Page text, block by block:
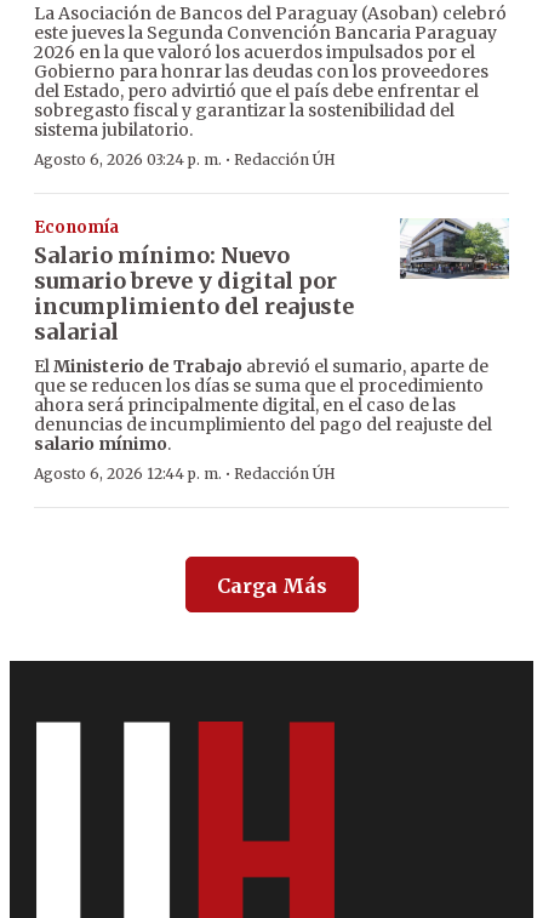
La Asociación de Bancos del Paraguay (Asoban) celebró
este jueves la Segunda Convención Bancaria Paraguay
2026 en la que valoró los acuerdos impulsados por el
Gobierno para honrar las deudas con los proveedores
del Estado, pero advirtió que el país debe enfrentar el
sobregasto fiscal y garantizar la sostenibilidad del
sistema jubilatorio.
Agosto 6, 2026 03:24 p. m. · Redacción ÚH
Economía
Salario mínimo: Nuevo
sumario breve y digital por
incumplimiento del reajuste
salarial
ElMinisterio de Trabajo abrevió el sumario, aparte de
que se reducen los días se suma que el procedimiento
ahora será principalmente digital, en el caso de las
denuncias de incumplimiento del pago del reajuste del
salario mínimo.
Agosto 6, 2026 12:44 p. m. · Redacción ÚH
Carga Más